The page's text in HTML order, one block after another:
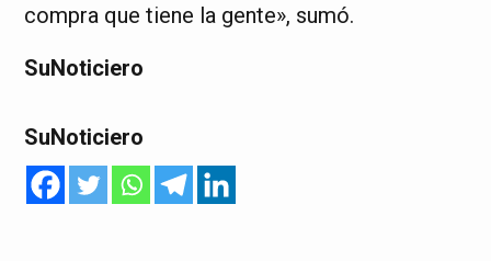
compra que tiene la gente», sumó.
SuNoticiero
SuNoticiero